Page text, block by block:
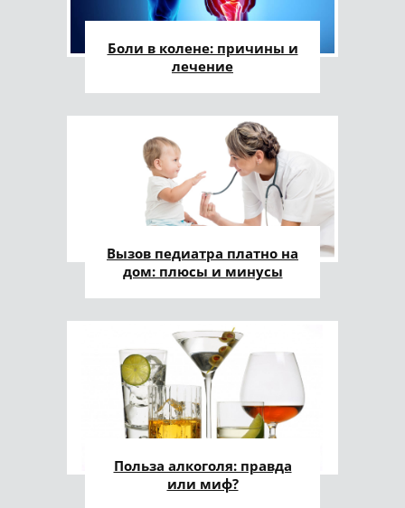
Боли в колене: причины и
лечение
Вызов педиатра платно на
дом: плюсы и минусы
Польза алкоголя: правда
или миф?